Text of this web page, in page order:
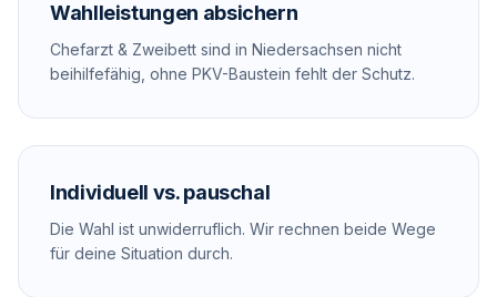
Wahlleistungen absichern
Chefarzt & Zweibett sind in Niedersachsen nicht
beihilfefähig, ohne PKV-Baustein fehlt der Schutz.
Individuell vs. pauschal
Die Wahl ist unwiderruflich. Wir rechnen beide Wege
für deine Situation durch.